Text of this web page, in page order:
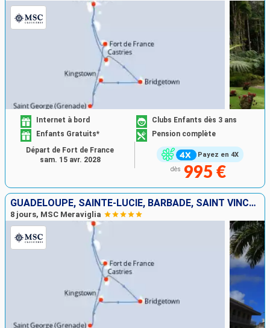
Payez en 4X
Internet à bord
Clubs Enfants dès 3 ans
Enfants Gratuits*
Pension complète
dès 995 €
Départ de Fort de France
sam. 15 avr. 2028
GUADELOUPE, SAINTE-LUCIE, BARBADE, SAINT VINCENT-ET-LES-GRENADINES, GRENADE, MARTINIQUE
8 jours, MSC Meraviglia